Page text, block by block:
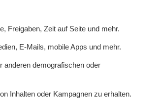
Freigaben, Zeit auf Seite und mehr.
E-Mails, mobile Apps und mehr.
anderen demografischen oder
Inhalten oder Kampagnen zu erhalten.